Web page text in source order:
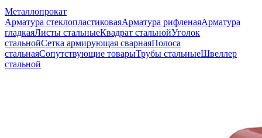
Металлопрокат
Арматура стеклопластиковаяАрматура рифленаяАрматура
гладкаяЛисты стальныеКвадрат стальнойУголок
стальнойСетка армирующая сварнаяПолоса
стальнаяСопутствующие товарыТрубы стальныеШвеллер
стальной